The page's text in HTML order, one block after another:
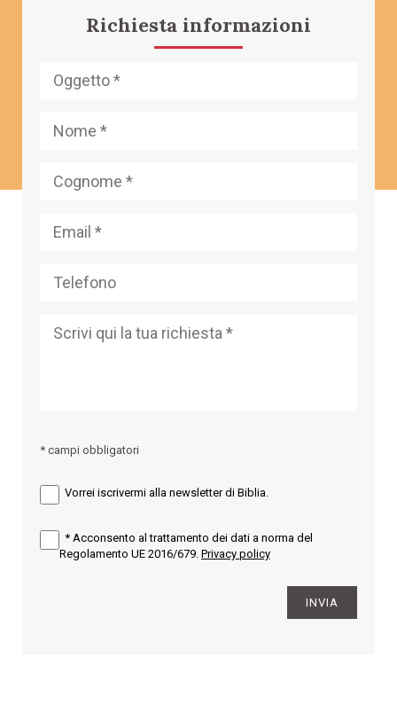
Richiesta informazioni
* campi obbligatori
Vorrei iscrivermi alla newsletter di Biblia.
* Acconsento al trattamento dei dati a norma del
Regolamento UE 2016/679. Privacy policy
INVIA